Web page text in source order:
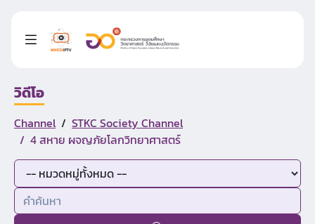
วิดีโอ
Channel
STKC Society Channel
4 สหาย ผจญภัยโลกวิทยาศาสตร์